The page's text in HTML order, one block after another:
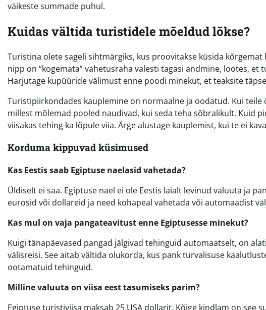
väikeste summade puhul.
Kuidas vältida turistidele mõeldud lõkse?
Turistina olete sageli sihtmärgiks, kus proovitakse küsida
nipp on “kogemata” vahetusraha valesti tagasi andmine, lootes,
Harjutage kupüüride välimust enne poodi minekut, et teaksite
Turistipiirkondades kauplemine on normaalne ja oodatud. Kui teile
millest mõlemad pooled naudivad, kui seda teha sõbralikult. Kuid
viisakas tehing ka lõpule viia. Ärge alustage kauplemist, kui te ei
Korduma kippuvad küsimused
Kas Eestis saab Egiptuse naelasid vahetada?
Üldiselt ei saa. Egiptuse nael ei ole Eestis laialt levinud valuuta ja
eurosid või dollareid ja need kohapeal vahetada või automaadist
Kas mul on vaja pangateavitust enne Egiptusesse minekut?
Kuigi tänapäevased pangad jälgivad tehinguid automaatselt, on
välisreisi. See aitab vältida olukorda, kus pank turvalisuse
ootamatuid tehinguid.
Milline valuuta on viisa eest tasumiseks parim?
Egiptuse turistiviisa maksab 25 USA dollarit. Kõige kindlam on see